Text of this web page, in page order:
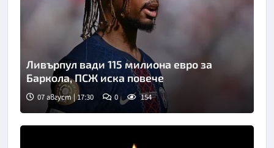
Ливърпул вади 115 милиона евро за
Баркола, ПСЖ иска повече
07 август | 17:30 0 154